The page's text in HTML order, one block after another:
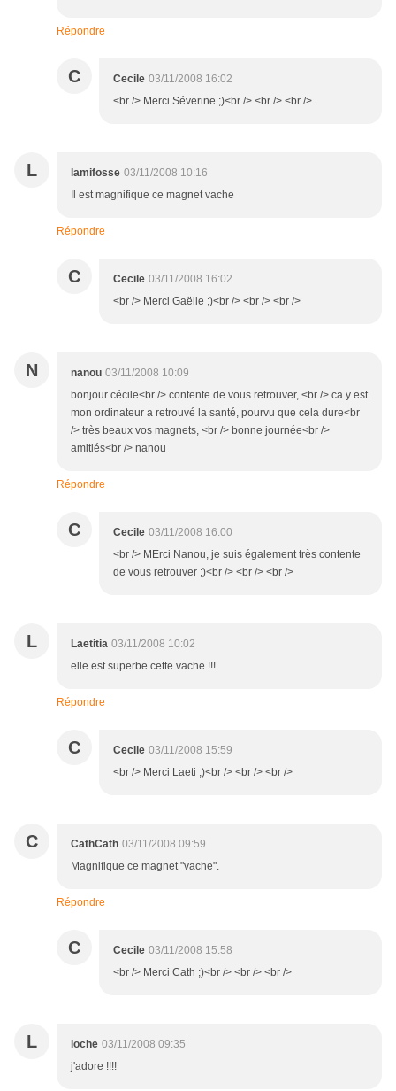
Répondre
C Cecile 03/11/2008 16:02
<br /> Merci Séverine ;)<br /> <br /> <br />
L lamifosse 03/11/2008 10:16
Il est magnifique ce magnet vache
Répondre
C Cecile 03/11/2008 16:02
<br /> Merci Gaëlle ;)<br /> <br /> <br />
N nanou 03/11/2008 10:09
bonjour cécile<br /> contente de vous retrouver, <br /> ca y est
mon ordinateur a retrouvé la santé, pourvu que cela dure<br
/> très beaux vos magnets, <br /> bonne journée<br />
amitiés<br /> nanou
Répondre
C Cecile 03/11/2008 16:00
<br /> MErci Nanou, je suis également très contente
de vous retrouver ;)<br /> <br /> <br />
L Laetitia 03/11/2008 10:02
elle est superbe cette vache !!!
Répondre
C Cecile 03/11/2008 15:59
<br /> Merci Laeti ;)<br /> <br /> <br />
C CathCath 03/11/2008 09:59
Magnifique ce magnet "vache".
Répondre
C Cecile 03/11/2008 15:58
<br /> Merci Cath ;)<br /> <br /> <br />
L loche 03/11/2008 09:35
j'adore !!!!